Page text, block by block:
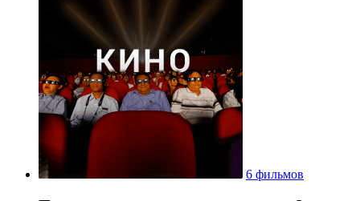
6 фильмов